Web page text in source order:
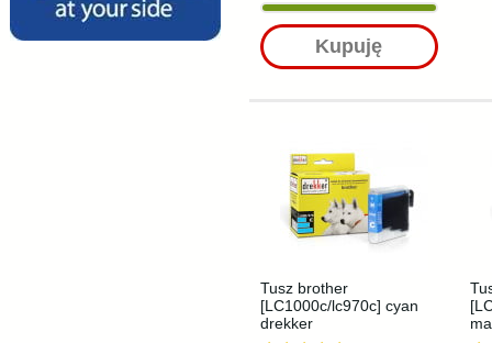
Kupuję
Tusz brother
[LC1000c/lc970c] cyan
drekker